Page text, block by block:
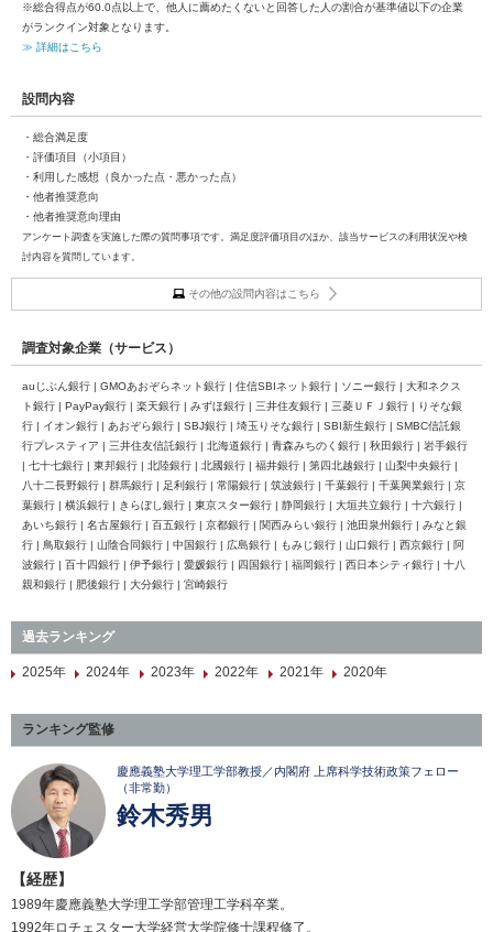
※総合得点が60.0点以上で、他人に薦めたくないと回答した人の割合が基準値以下の企業
がランクイン対象となります。
≫ 詳細はこちら
設問内容
・総合満足度
・評価項目（小項目）
・利用した感想（良かった点・悪かった点）
・他者推奨意向
・他者推奨意向理由
アンケート調査を実施した際の質問事項です。満足度評価項目のほか、該当サービスの利用状況や検
討内容を質問しています。
その他の設問内容はこちら
調査対象企業（サービス）
auじぶん銀行 | GMOあおぞらネット銀行 | 住信SBIネット銀行 | ソニー銀行 | 大和ネクス
ト銀行 | PayPay銀行 | 楽天銀行 | みずほ銀行 | 三井住友銀行 | 三菱ＵＦＪ銀行 | りそな銀
行 | イオン銀行 | あおぞら銀行 | SBJ銀行 | 埼玉りそな銀行 | SBI新生銀行 | SMBC信託銀
行プレスティア | 三井住友信託銀行 | 北海道銀行 | 青森みちのく銀行 | 秋田銀行 | 岩手銀行
| 七十七銀行 | 東邦銀行 | 北陸銀行 | 北國銀行 | 福井銀行 | 第四北越銀行 | 山梨中央銀行 |
八十二長野銀行 | 群馬銀行 | 足利銀行 | 常陽銀行 | 筑波銀行 | 千葉銀行 | 千葉興業銀行 | 京
葉銀行 | 横浜銀行 | きらぼし銀行 | 東京スター銀行 | 静岡銀行 | 大垣共立銀行 | 十六銀行 |
あいち銀行 | 名古屋銀行 | 百五銀行 | 京都銀行 | 関西みらい銀行 | 池田泉州銀行 | みなと銀
行 | 鳥取銀行 | 山陰合同銀行 | 中国銀行 | 広島銀行 | もみじ銀行 | 山口銀行 | 西京銀行 | 阿
波銀行 | 百十四銀行 | 伊予銀行 | 愛媛銀行 | 四国銀行 | 福岡銀行 | 西日本シティ銀行 | 十八
親和銀行 | 肥後銀行 | 大分銀行 | 宮崎銀行
過去ランキング
2025年 2024年 2023年 2022年 2021年 2020年
ランキング監修
慶應義塾大学理工学部教授／内閣府 上席科学技術政策フェロー
（非常勤）
鈴木秀男
【経歴】
1989年慶應義塾大学理工学部管理工学科卒業。
1992年ロチェスター大学経営大学院修士課程修了。